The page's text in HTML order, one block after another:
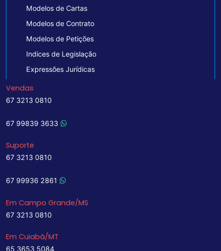
Modelos de Cartas
Modelos de Contrato
Modelos de Petições
Indices de Legislação
Expressões Jurídicas
Vendas
67 3213 0810
67 99839 3633
Suporte
67 3213 0810
67 99936 2861
Em Campo Grande/MS
67 3213 0810
Em Cuiabá/MT
65 3653 5084